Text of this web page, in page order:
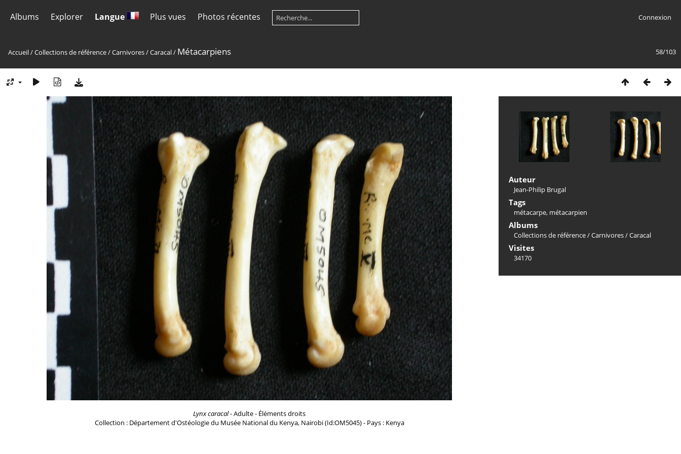
Albums Explorer Langue Plus vues Photos récentes Connexion
58/103
Accueil/Collections de référence/Carnivores/Caracal/ Métacarpiens
Lynx caracal- Adulte - Éléments droits
Collection : Département d'Ostéologie du Musée National du Kenya, Nairobi (Id:OM5045) - Pays : Kenya
Auteur
Jean-Philip Brugal
Tags
métacarpe, métacarpien
Albums
Collections de référence/Carnivores/Caracal
Visites
34170